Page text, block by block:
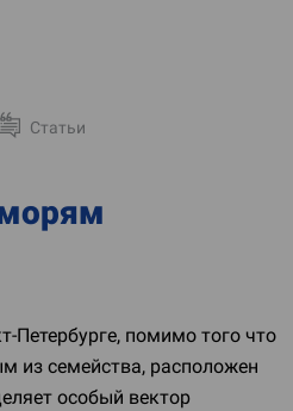
Статьи
Петербурге, помимо того что
из семейства, расположен
особый вектор